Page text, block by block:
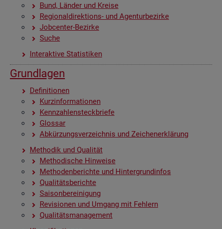
Bund, Län­der und Krei­se
Re­gio­nal­di­rek­ti­ons- und Agen­tur­be­zir­ke
Job­cen­ter-Be­zir­ke
Suche
In­ter­ak­ti­ve Sta­tis­ti­ken
Grund­la­gen
De­fi­ni­tio­nen
Kurz­in­for­ma­tio­nen
Kenn­zah­len­steck­brie­fe
Glos­sar
Ab­kür­zungs­ver­zeich­nis und Zei­chen­er­klä­rung
Me­tho­dik und Qua­li­tät
Me­tho­di­sche Hin­wei­se
Me­tho­den­be­rich­te und Hin­ter­grund­in­fos
Qua­li­täts­be­rich­te
Sai­son­be­rei­ni­gung
Re­vi­sio­nen und Um­gang mit Feh­lern
Qua­li­täts­ma­nage­ment